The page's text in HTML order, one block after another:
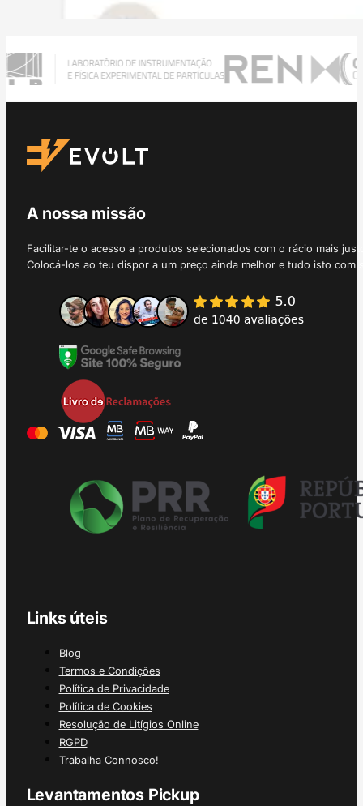
A nossa missão
Facilitar-te o acesso a produtos selecionados com o rácio mais
Colocá-los ao teu dispor a um preço ainda melhor e tudo isto
Links úteis
Blog
Termos e Condições
Política de Privacidade
Política de Cookies
Resolução de Litígios Online
RGPD
Trabalha Connosco!
Levantamentos Pickup